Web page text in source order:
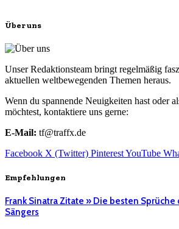
Über uns
Unser Redaktionsteam bringt regelmäßig
aktuellen weltbewegenden Themen heraus.
Wenn du spannende Neuigkeiten hast oder
möchtest, kontaktiere uns gerne:
E-Mail: tf@traffx.de
Facebook X (Twitter) PinterestYouTube
Empfehlungen
Frank Sinatra Zitate » Die besten
Sängers